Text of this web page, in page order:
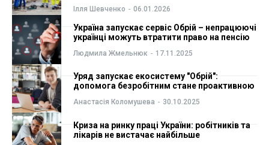
Публікації
ФОП
Курс валют
Ми в соц. мережах
Публікації
ФОП
Курс валют
Ми в соц. мережах
Ілля Шевченко - 06.01.2026
Україна запускає сервіс Обрій – непрацюючі
українці можуть втратити право на пенсію
Людмила Жмельнюк - 17.11.2025
Уряд запускає екосистему "Обрій":
допомога безробітним стане проактивною
Анастасія Коломушева - 30.10.2025
Криза на ринку праці України: робітників та
лікарів не вистачає найбільше